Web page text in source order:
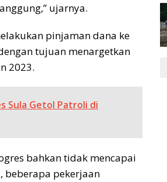
ujarnya.
pinjaman dana ke
tujuan menargetkan
2023.
Sula Getol Patroli di
bahkan tidak mencapai
beberapa pekerjaan